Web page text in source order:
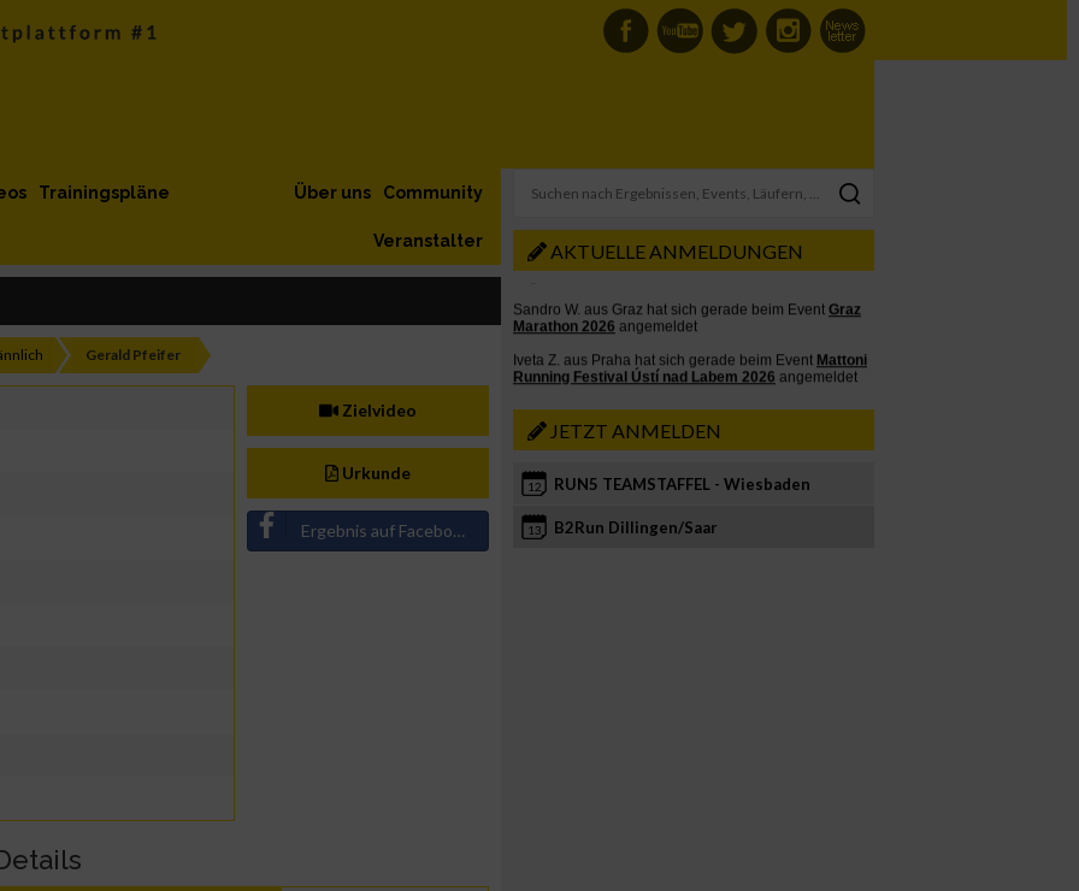
Trainingspläne Community
Über uns
Veranstalter
Gerald Pfeifer
Zielvideo
Urkunde
Ergebnis auf Facebook teilen
AKTUELLE ANMELDUNGEN
JETZT ANMELDEN
12 RUN5 TEAMSTAFFEL - Wiesbaden
13 B2Run Dillingen/Saar